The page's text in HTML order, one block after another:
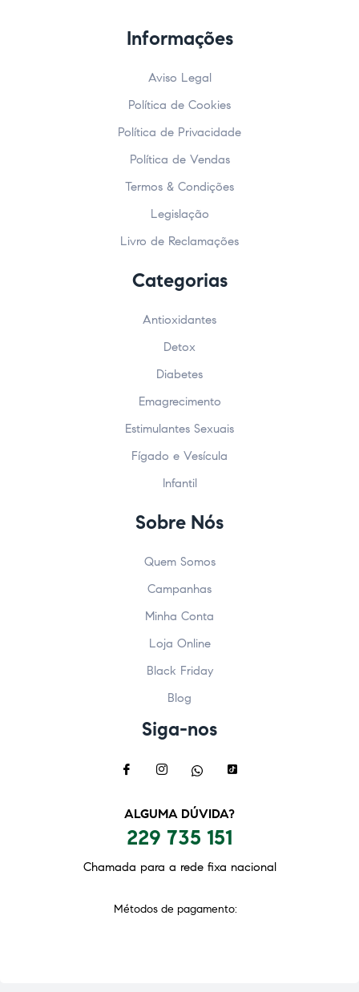
Informações
Aviso Legal
Política de Cookies
Política de Privacidade
Política de Vendas
Termos & Condições
Legislação
Livro de Reclamações
Categorias
Antioxidantes
Detox
Diabetes
Emagrecimento
Estimulantes Sexuais
Fígado e Vesícula
Infantil
Sobre Nós
Quem Somos
Campanhas
Minha Conta
Loja Online
Black Friday
Blog
Siga-nos
ALGUMA DÚVIDA?
229 735 151
Chamada para a rede fixa nacional
Métodos de pagamento: